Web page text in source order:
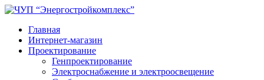
Главная
Интернет-магазин
Проектирование
Генпроектирование
Электроснабжение и электроосвещение